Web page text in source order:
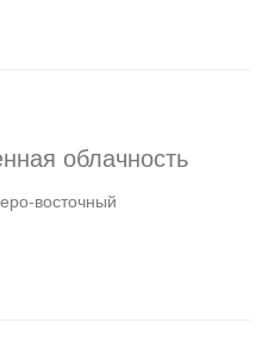
облачность
восточный